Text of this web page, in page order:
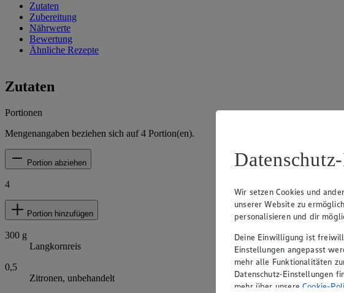
Zutaten
Zubereitung
Nährwerte
Bewertung
Ähnliche Rezepte
Zutaten
Portionen
Mengenangaben beziehen sich auf4 Portion(en).
Portion abziehen
4
Portion hinzufügen
300 g
Langkornreis
0,5
Zitronen, unbehandelt
Wir setzen Cookies und
unserer Website zu
personalisieren und dir
Deine Einwilligung ist
Einstellungen angepasst
mehr alle Funktionalitäten
Datenschutz-Einstellungen
mehr über unsereCookie-